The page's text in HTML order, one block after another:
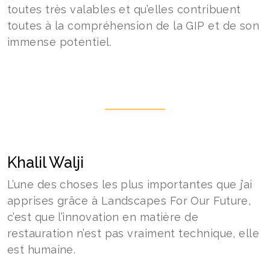
toutes très valables et qu’elles contribuent
toutes à la compréhension de la GIP et de son
immense potentiel.
Khalil Walji
L’une des choses les plus importantes que j’ai
apprises grâce à Landscapes For Our Future,
c’est que l’innovation en matière de
restauration n’est pas vraiment technique, elle
est humaine.